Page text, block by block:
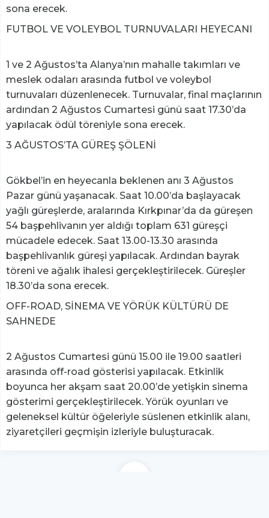
sona erecek.
FUTBOL VE VOLEYBOL TURNUVALARI HEYECANI
1 ve 2 Ağustos’ta Alanya’nın mahalle takımları ve
meslek odaları arasında futbol ve voleybol
turnuvaları düzenlenecek. Turnuvalar, final maçlarının
ardından 2 Ağustos Cumartesi günü saat 17.30’da
yapılacak ödül töreniyle sona erecek.
3 AĞUSTOS’TA GÜREŞ ŞÖLENİ
Gökbel’in en heyecanla beklenen anı 3 Ağustos
Pazar günü yaşanacak. Saat 10.00’da başlayacak
yağlı güreşlerde, aralarında Kırkpınar’da da güreşen
54 başpehlivanın yer aldığı toplam 631 güreşçi
mücadele edecek. Saat 13.00-13.30 arasında
başpehlivanlık güreşi yapılacak. Ardından bayrak
töreni ve ağalık ihalesi gerçekleştirilecek. Güreşler
18.30’da sona erecek.
OFF-ROAD, SİNEMA VE YÖRÜK KÜLTÜRÜ DE
SAHNEDE
2 Ağustos Cumartesi günü 15.00 ile 19.00 saatleri
arasında off-road gösterisi yapılacak. Etkinlik
boyunca her akşam saat 20.00’de yetişkin sinema
gösterimi gerçekleştirilecek. Yörük oyunları ve
geleneksel kültür öğeleriyle süslenen etkinlik alanı,
ziyaretçileri geçmişin izleriyle buluşturacak.